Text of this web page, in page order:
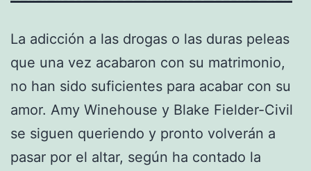
La adicción a las drogas o las duras peleas
que una vez acabaron con su matrimonio,
no han sido suficientes para acabar con su
amor. Amy Winehouse y Blake Fielder-Civil
se siguen queriendo y pronto volverán a
pasar por el altar, según ha contado la